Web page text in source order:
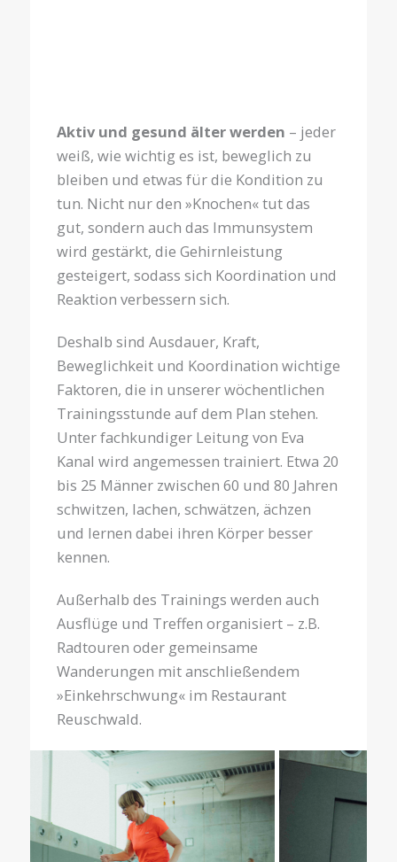
Aktiv und gesund älter werden – jeder
weiß, wie wichtig es ist, beweglich zu
bleiben und etwas für die Kondition zu
tun. Nicht nur den »Knochen« tut das
gut, sondern auch das Immunsystem
wird gestärkt, die Gehirnleistung
gesteigert, sodass sich Koordination und
Reaktion verbessern sich.
Deshalb sind Ausdauer, Kraft,
Beweglichkeit und Koordination wichtige
Faktoren, die in unserer wöchentlichen
Trainingsstunde auf dem Plan stehen.
Unter fachkundiger Leitung von Eva
Kanal wird angemessen trainiert. Etwa 20
bis 25 Männer zwischen 60 und 80 Jahren
schwitzen, lachen, schwätzen, ächzen
und lernen dabei ihren Körper besser
kennen.
Außerhalb des Trainings werden auch
Ausflüge und Treffen organisiert – z.B.
Radtouren oder gemeinsame
Wanderungen mit anschließendem
»Einkehrschwung« im Restaurant
Reuschwald.